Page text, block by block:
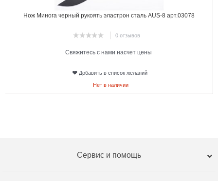
Нож Минога черный рукоять эластрон сталь AUS-8 арт.03078
0 отзывов
Свяжитесь с нами насчет цены
Добавить в список желаний
Нет в наличии
Сервис и помощь